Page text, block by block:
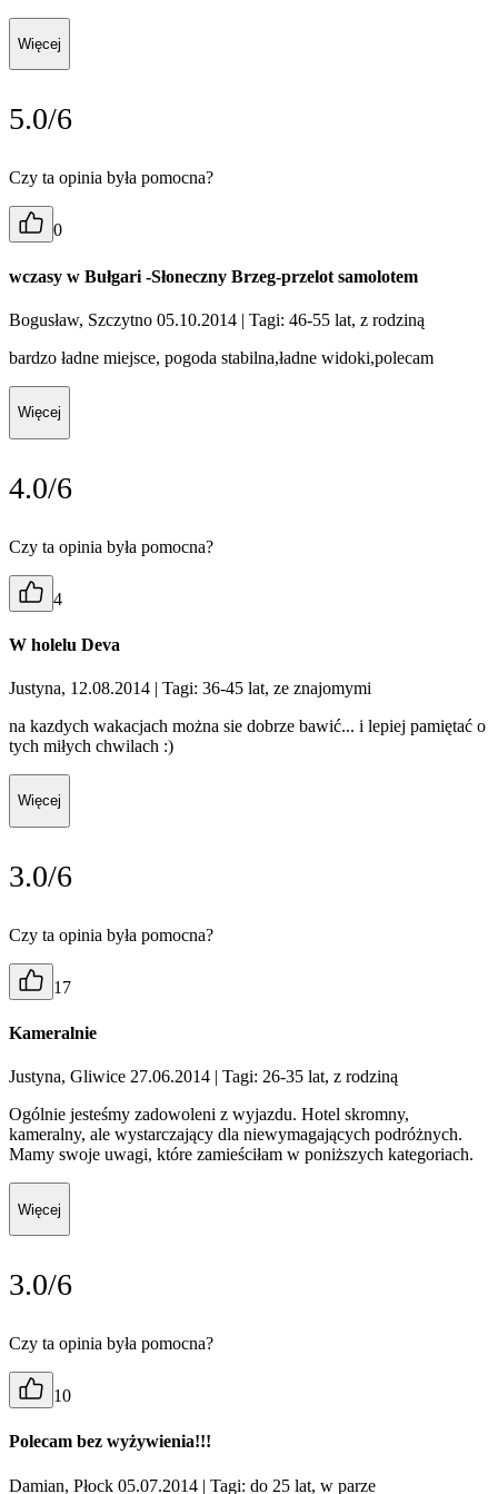
Więcej
5.0/6
Czy ta opinia była pomocna?
0
wczasy w Bułgari -Słoneczny Brzeg-przelot samolotem
Bogusław, Szczytno 05.10.2014 | Tagi: 46-55 lat, z rodziną
bardzo ładne miejsce, pogoda stabilna,ładne widoki,polecam
Więcej
4.0/6
Czy ta opinia była pomocna?
4
W holelu Deva
Justyna, 12.08.2014 | Tagi: 36-45 lat, ze znajomymi
na kazdych wakacjach można sie dobrze bawić... i lepiej pamiętać o
tych miłych chwilach :)
Więcej
3.0/6
Czy ta opinia była pomocna?
17
Kameralnie
Justyna, Gliwice 27.06.2014 | Tagi: 26-35 lat, z rodziną
Ogólnie jesteśmy zadowoleni z wyjazdu. Hotel skromny,
kameralny, ale wystarczający dla niewymagających podróżnych.
Mamy swoje uwagi, które zamieściłam w poniższych kategoriach.
Więcej
3.0/6
Czy ta opinia była pomocna?
10
Polecam bez wyżywienia!!!
Damian, Płock 05.07.2014 | Tagi: do 25 lat, w parze